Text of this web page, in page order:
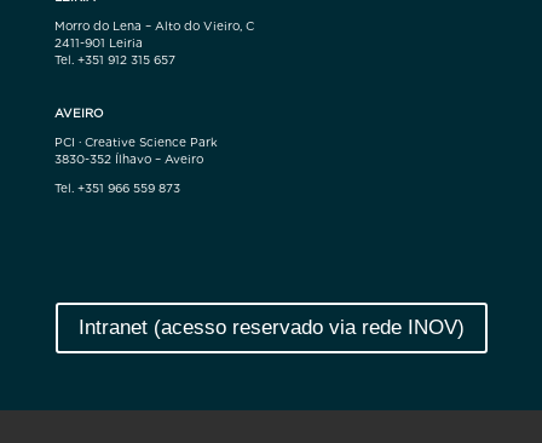
Morro do Lena – Alto do Vieiro, C
2411-901 Leiria
Tel. +351 912 315 657
AVEIRO
PCI · Creative Science Park
3830-352 Ílhavo – Aveiro
Tel. +351 966 559 873
Intranet (acesso reservado via rede INOV)